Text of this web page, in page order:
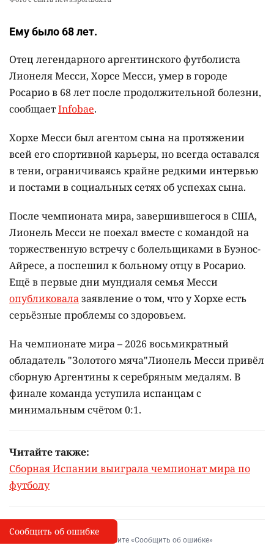
Ему было 68 лет.
Отец легендарного аргентинского футболиста
Лионеля Месси, Хорсе Месси, умер в городе
Росарио в 68 лет после продолжительной болезни,
сообщаетInfobae.
Хорхе Месси был агентом сына на протяжении
всей его спортивной карьеры, но всегда оставался
в тени, ограничиваясь крайне редкими интервью
и постами в социальных сетях об успехах сына.
После чемпионата мира, завершившегося в США,
Лионель Месси не поехал вместе с командой на
торжественную встречу с болельщиками в Буэнос-
Айресе, а поспешил к больному отцу в Росарио.
Ещё в первые дни мундиаля семья Месси
опубликовалазаявление о том, что у Хорхе есть
серьёзные проблемы со здоровьем.
На чемпионате мира – 2026 восьмикратный
обладатель "Золотого мяча"Лионель Месси привёл
сборную Аргентины к серебряным медалям. В
финале команда уступила испанцам с
минимальным счётом 0:1.
Читайте также:
Сборная Испании выиграла чемпионат мира по
футболу
I
Сообщить об опечатке
Выделите фрагмент и нажмите «Сообщить об ошибке»
Сообщить об ошибке